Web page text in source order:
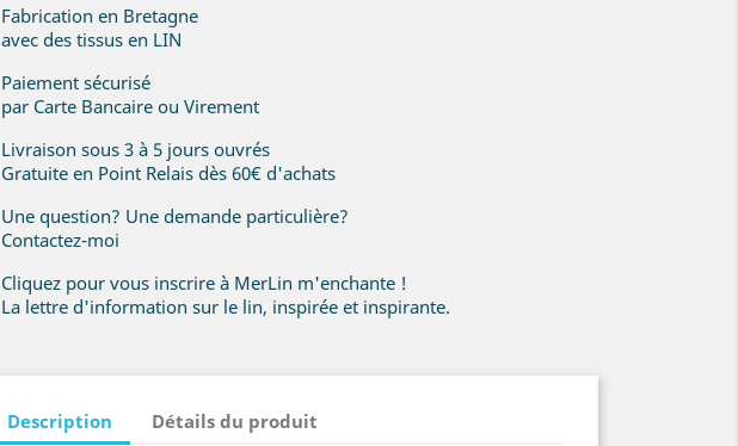
Fabrication en Bretagne
avec des tissus en LIN
Paiement sécurisé
par Carte Bancaire ou Virement
Livraison sous 3 à 5 jours ouvrés
Gratuite en Point Relais dès 60€ d'achats
Une question? Une demande particulière?
Contactez-moi
Cliquez pour vous inscrire à MerLin m'enchante !
La lettre d'information sur le lin, inspirée et inspirante.
Description Détails du produit